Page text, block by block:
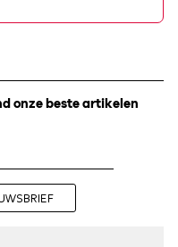
onze beste artikelen